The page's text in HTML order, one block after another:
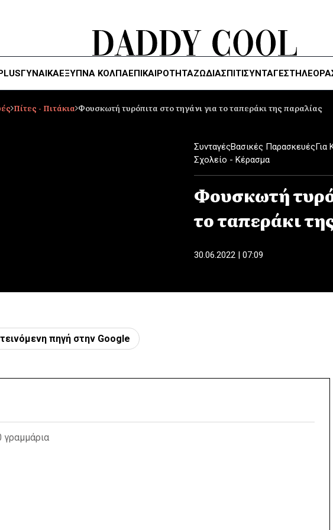
ΓΥΝΑΙΚΑΈΞΥΠΝΑ ΚΌΛΠΑΕΠΙΚΑΙΡΟΤΗΤΑΖΏΔΙΑΣΠΙΤΙΣΥΝΤΑΓΕΣ
Πίτες - Πιτάκια Φουσκωτή τυρόπιτα στο τηγάνι για το ταπεράκι της παραλίας
ΣυνταγέςΒασικές ΠαρασκευέςΓια
Σχολείο - Κέρασμα
Φουσκωτή
το ταπεράκι
30.06.2022 | 07:09
πηγή στην Google
γραμμάρια